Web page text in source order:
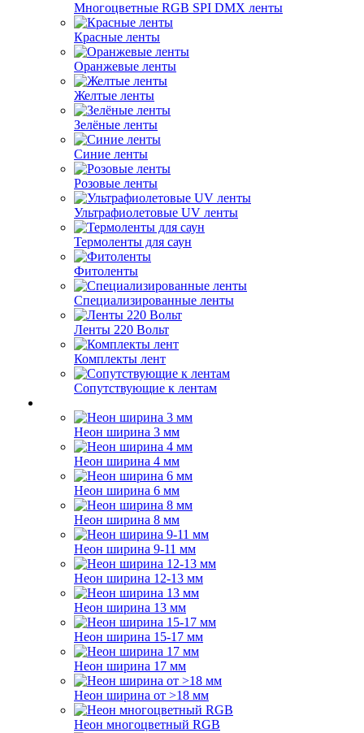
Многоцветные RGB SPI DMX ленты
Красные ленты
Оранжевые ленты
Желтые ленты
Зелёные ленты
Синие ленты
Розовые ленты
Ультрафиолетовые UV ленты
Термоленты для саун
Фитоленты
Специализированные ленты
Ленты 220 Вольт
Комплекты лент
Сопутствующие к лентам
Неон ширина 3 мм
Неон ширина 4 мм
Неон ширина 6 мм
Неон ширина 8 мм
Неон ширина 9-11 мм
Неон ширина 12-13 мм
Неон ширина 13 мм
Неон ширина 15-17 мм
Неон ширина 17 мм
Неон ширина от >18 мм
Неон многоцветный RGB